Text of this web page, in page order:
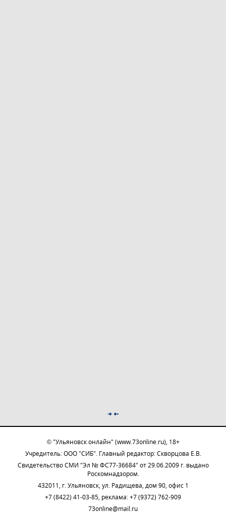
© "Ульяновск онлайн" (www.73online.ru), 18+
Учредитель: ООО "СИБ". Главный редактор: Скворцова Е.В.
Свидетельство СМИ "Эл № ФС77-36684" от 29.06.2009 г. выдано
Роскомнадзором.
432011, г. Ульяновск, ул. Радищева, дом 90, офис 1
+7 (8422) 41-03-85, реклама: +7 (9372) 762-909
73online@mail.ru